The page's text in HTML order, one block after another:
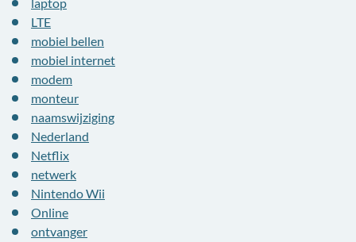
LTE
mobiel bellen
mobiel internet
modem
monteur
naamswijziging
Nederland
Netflix
netwerk
Nintendo Wii
Online
ontvanger